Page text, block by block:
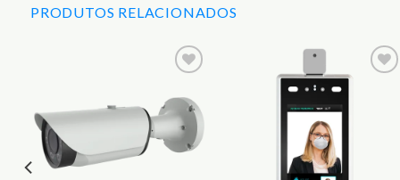
PRODUTOS RELACIONADOS
aos
Favoritos